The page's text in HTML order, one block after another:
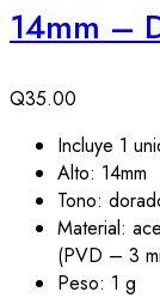
14mm –
Q35.00
Incluye 1
Alto: 14mm
Tono:
Material:
(PVD – 3
Peso: 1 g